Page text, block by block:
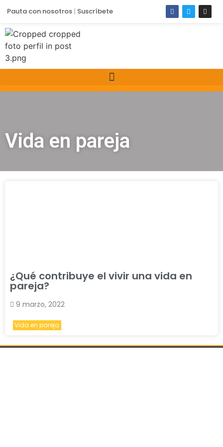
Pauta con nosotros Suscríbete
Vida en pareja
¿Qué contribuye el vivir una vida en
pareja?
9 marzo, 2022
Vida en pareja